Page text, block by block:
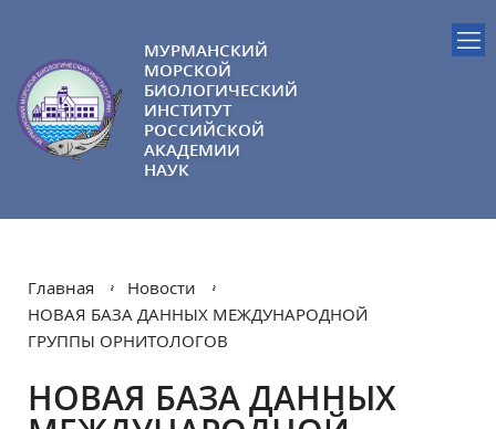
МУРМАНСКИЙ
МОРСКОЙ
БИОЛОГИЧЕСКИЙ
ИНСТИТУТ
РОССИЙСКОЙ
АКАДЕМИИ
НАУК
Главная
Новости
НОВАЯ БАЗА ДАННЫХ МЕЖДУНАРОДНОЙ
ГРУППЫ ОРНИТОЛОГОВ
НОВАЯ БАЗА ДАННЫХ